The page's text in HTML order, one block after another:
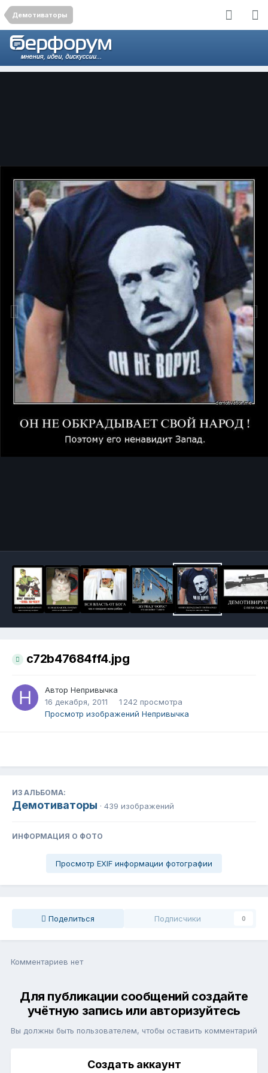
Демотиваторы
c72b47684ff4.jpg
Автор Непривычка
16 декабря, 2011
1 242 просмотра
Просмотр изображений Непривычка
ИЗ АЛЬБОМА:
Демотиваторы · 439 изображений
ИНФОРМАЦИЯ О ФОТО
Просмотр EXIF информации фотографии
Поделиться Подписчики 0
Комментариев нет
Для публикации сообщений создайте
учётную запись или авторизуйтесь
Вы должны быть пользователем, чтобы оставить комментарий
Создать аккаунт